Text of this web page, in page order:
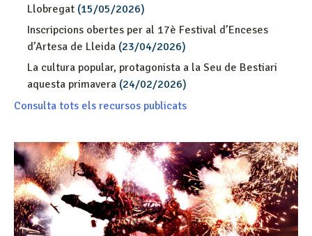
Llobregat (15/05/2026)
Inscripcions obertes per al 17è Festival d’Enceses
d’Artesa de Lleida (23/04/2026)
La cultura popular, protagonista a la Seu de Bestiari
aquesta primavera (24/02/2026)
Consulta tots els recursos publicats